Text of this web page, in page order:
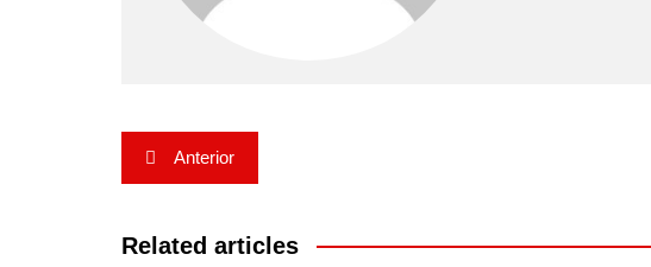
Navegação
de
Post
Anterior
Related articles